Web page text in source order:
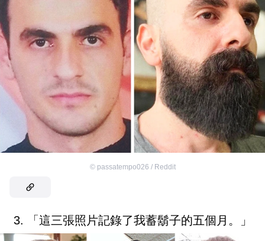
© passatempo026 / Reddit
3. 「這三張照片記錄了我蓄鬍子的五個月。」